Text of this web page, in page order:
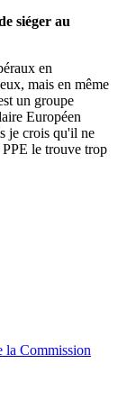
siéger au
en
mais en même
un groupe
Européen
je crois qu'il ne
le trouve trop
la Commission